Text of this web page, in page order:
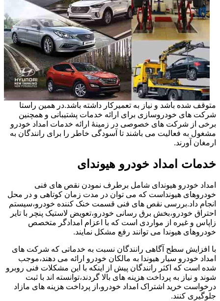
متوقف شده باشد و نیاز به تعمیرکار داشته باشد.در همین راستا
شرکت های خودروسازی برای ارائه خدمات پشتیبانی و همچنین
برخی از شرکت های خصوصی در زمینۀ ارائه خدمات امداد خودرو
مشغول به فعالیت می باشند تا آسودگی خاطر را برای رانندگان به
ارمغان آورند.
خدمات امداد خودرو هیوندای
امداد خودرو هیوندای شامل برطرف نمودن نقص های فنی
خودروهای هیونداست که می توان در مدت زمان کوتاهی و در محل
انجام داد.بررسی نقص های فنی قسمت خنک کننده خودرو،سیستم
احتراق خودرو،بخش برق رسانی خودرو،تعویض لاستیک پنچر با تایر
زاپاس و غیره از مواردی است که با اعزام امدادگر متخصص
خودروهای هیوندا می توانند رفع مشکل نمایند.
با افزایش سطح آگاهی رانندگان نسبت به خدماتی که شرکت های
امداد خودرو سیار هیوندا به مالکان خودرو ارائه می دهند،موجب
شده است که اکثر رانندگان پیش از اینکه با این مشکلات فنی روبرو
شوند و نیاز به پرداخت هزینه های بالا گردند،توانسته اند با ثبت
درخواست خرید اشتراک امداد خودرو،از پرداخت هزینه های مازاد
جلوگیری کنند.